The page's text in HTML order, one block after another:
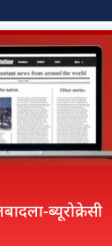
ब्यूरोक्रेसी